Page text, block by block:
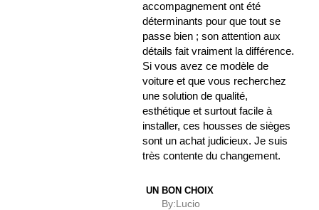
accompagnement ont été
déterminants pour que tout se
passe bien ; son attention aux
détails fait vraiment la différence.
Si vous avez ce modèle de
voiture et que vous recherchez
une solution de qualité,
esthétique et surtout facile à
installer, ces housses de sièges
sont un achat judicieux. Je suis
très contente du changement.
UN BON CHOIX
By:Lucio